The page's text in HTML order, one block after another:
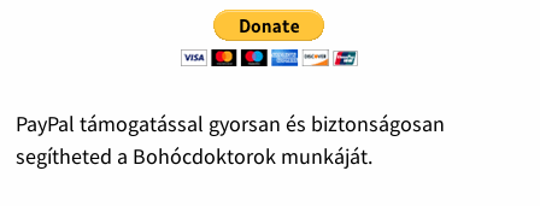
PayPal támogatással gyorsan és biztonságosan
segítheted a Bohócdoktorok munkáját.